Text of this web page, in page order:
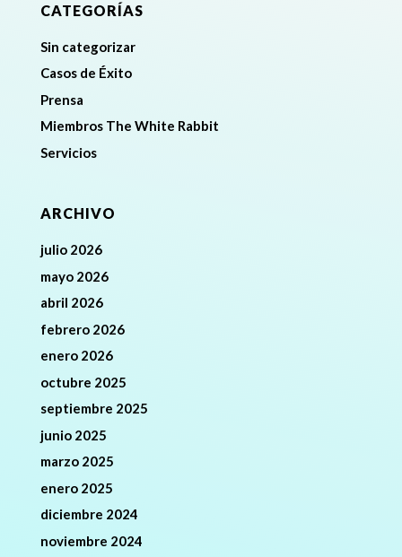
CATEGORÍAS
Sin categorizar
Casos de Éxito
Prensa
Miembros The White Rabbit
Servicios
ARCHIVO
julio 2026
mayo 2026
abril 2026
febrero 2026
enero 2026
octubre 2025
septiembre 2025
junio 2025
marzo 2025
enero 2025
diciembre 2024
noviembre 2024